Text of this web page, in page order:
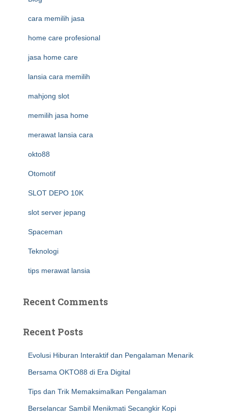
cara memilih jasa
home care profesional
jasa home care
lansia cara memilih
mahjong slot
memilih jasa home
merawat lansia cara
okto88
Otomotif
SLOT DEPO 10K
slot server jepang
Spaceman
Teknologi
tips merawat lansia
Recent Comments
Recent Posts
Evolusi Hiburan Interaktif dan Pengalaman Menarik
Bersama OKTO88 di Era Digital
Tips dan Trik Memaksimalkan Pengalaman
Berselancar Sambil Menikmati Secangkir Kopi